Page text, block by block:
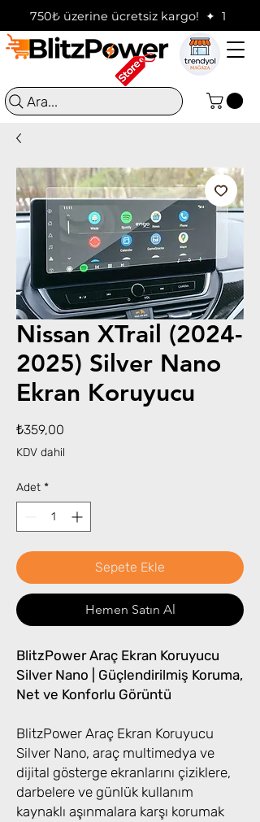
750₺ üzerine ücretsiz kargo!  ✦
Ara...
Nissan XTrail (2024-
2025) Silver Nano
Ekran Koruyucu
₺359,00
KDV dahil
Adet *
Sepete Ekle
Hemen Satın Al
BlitzPower Araç Ekran Koruyucu
Silver Nano | Güçlendirilmiş Koruma,
Net ve Konforlu Görüntü
BlitzPower Araç Ekran Koruyucu
Silver Nano, araç multimedya ve
dijital gösterge ekranlarını çiziklere,
darbelere ve günlük kullanım
kaynaklı aşınmalara karşı korumak